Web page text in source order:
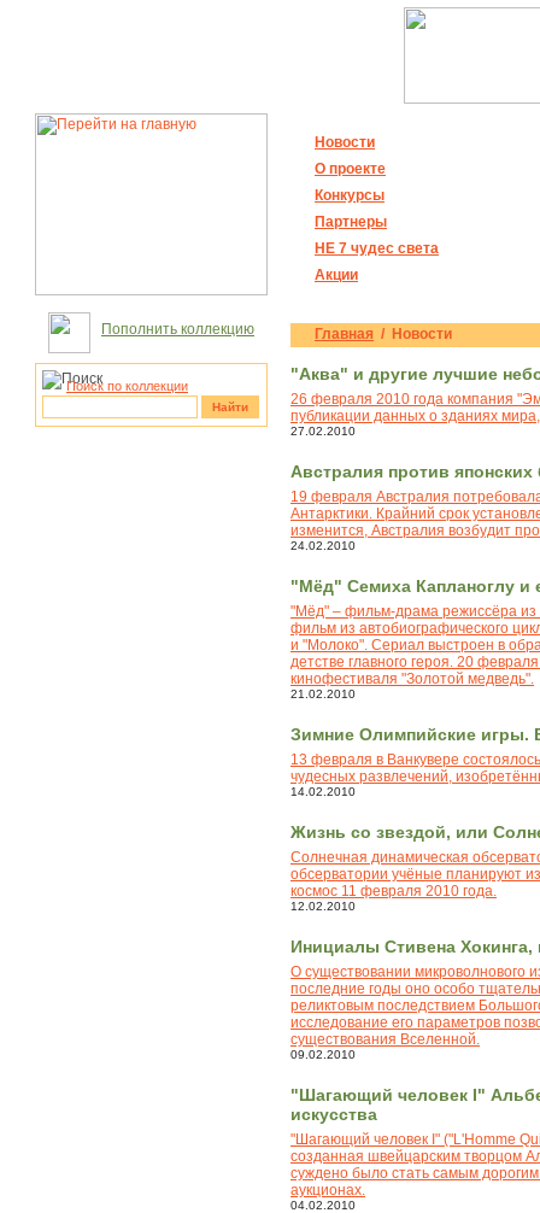
Пополнить коллекцию
Поиск по коллекции
Найти
Новости
О проекте
Конкурсы
Партнеры
НЕ 7 чудес света
Акции
Главная / Новости
"Аква" и другие лучшие
26 февраля 2010 года компания
публикации данных о зданиях
27.02.2010
Австралия против японских
19 февраля Австралия
Антарктики. Крайний срок
изменится, Австралия возбудит
24.02.2010
"Мёд" Семиха Капланоглу и
"Мёд" – фильм-драма режиссёра из
фильм из автобиографического
и "Молоко". Сериал выстроен в
детстве главного героя. 20
кинофестиваля "Золотой медведь".
21.02.2010
Зимние Олимпийские игры.
13 февраля в Ванкувере
чудесных развлечений,
14.02.2010
Жизнь со звездой, или
Солнечная динамическая
обсерватории учёные планируют
космос 11 февраля 2010 года.
12.02.2010
Инициалы Стивена Хокинга,
О существовании микроволнового
последние годы оно особо
реликтовым последствием
исследование его параметров
существования Вселенной.
09.02.2010
"Шагающий человек I"
искусства
"Шагающий человек I" ("L'Homme
созданная швейцарским творцом
суждено было стать самым
аукционах.
04.02.2010